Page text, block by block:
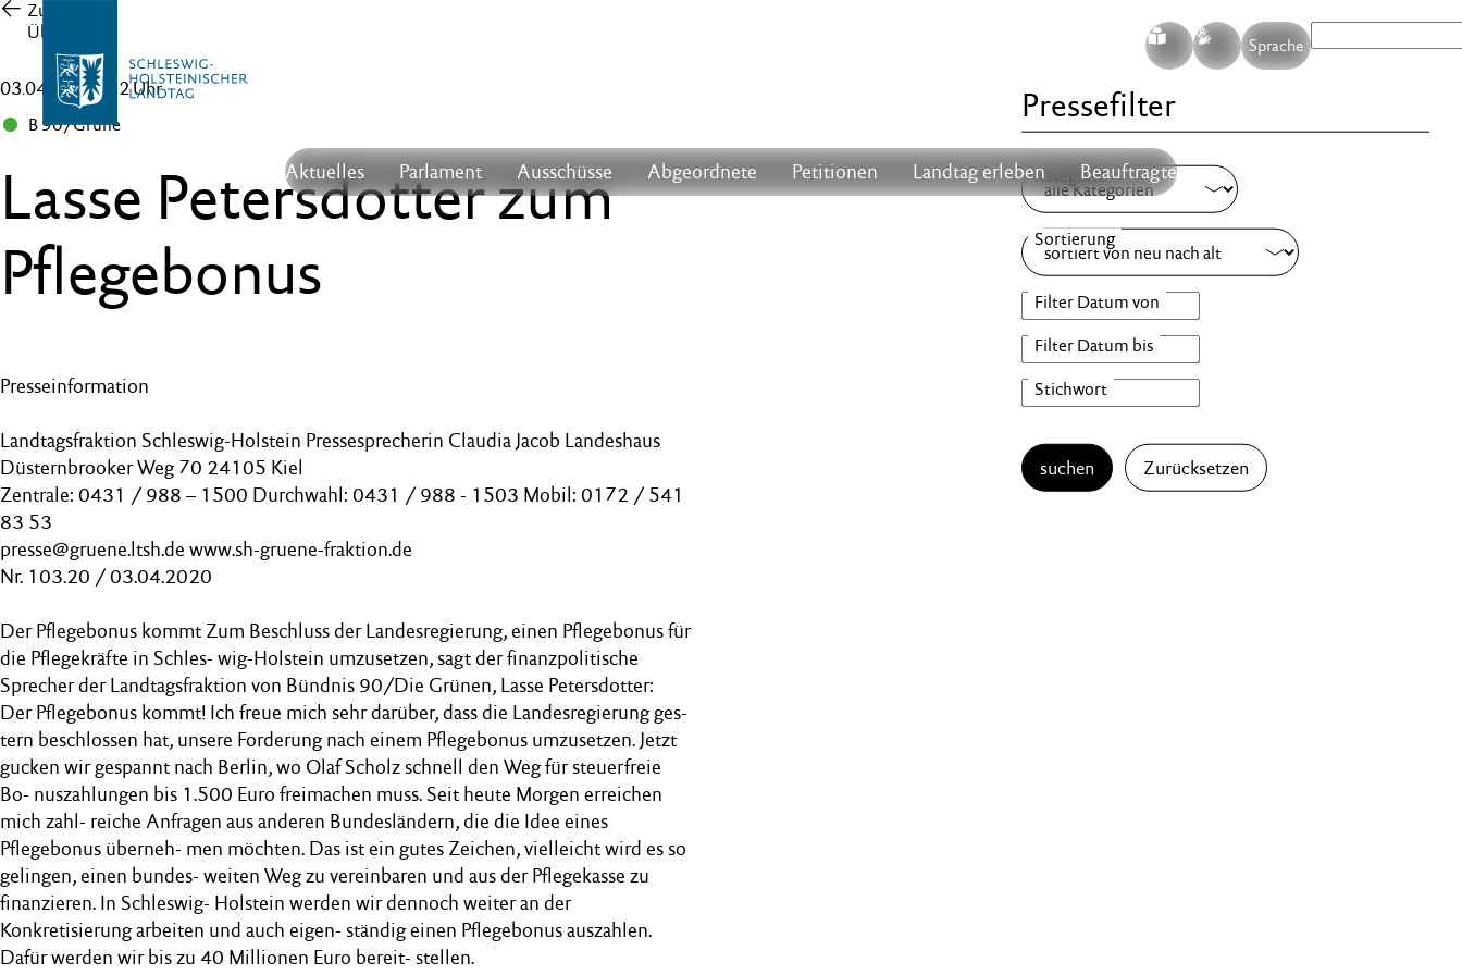
S G Sprache
Aktuelles Parlament Ausschüsse Abgeordnete Petitionen Landtag erleben Beauftragte
Zur
Übersicht
03.04.20 , 12:12 Uhr
B 90/Grüne
Lasse Petersdotter zum
Pflegebonus
Presseinformation
Landtagsfraktion Schleswig-Holstein Pressesprecherin Claudia Jacob Landeshaus
Düsternbrooker Weg 70 24105 Kiel
Zentrale: 0431 / 988 – 1500 Durchwahl: 0431 / 988 - 1503 Mobil: 0172 / 541
83 53
presse@gruene.ltsh.de www.sh-gruene-fraktion.de
Nr. 103.20 / 03.04.2020
Der Pflegebonus kommt Zum Beschluss der Landesregierung, einen Pflegebonus für
die Pflegekräfte in Schles- wig-Holstein umzusetzen, sagt der finanzpolitische
Sprecher der Landtagsfraktion von Bündnis 90/Die Grünen, Lasse Petersdotter:
Der Pflegebonus kommt! Ich freue mich sehr darüber, dass die Landesregierung ges-
tern beschlossen hat, unsere Forderung nach einem Pflegebonus umzusetzen. Jetzt
gucken wir gespannt nach Berlin, wo Olaf Scholz schnell den Weg für steuerfreie
Bo- nuszahlungen bis 1.500 Euro freimachen muss. Seit heute Morgen erreichen
mich zahl- reiche Anfragen aus anderen Bundesländern, die die Idee eines
Pflegebonus überneh- men möchten. Das ist ein gutes Zeichen, vielleicht wird es so
gelingen, einen bundes- weiten Weg zu vereinbaren und aus der Pflegekasse zu
finanzieren. In Schleswig- Holstein werden wir dennoch weiter an der
Konkretisierung arbeiten und auch eigen- ständig einen Pflegebonus auszahlen.
Dafür werden wir bis zu 40 Millionen Euro bereit- stellen.
Pressefilter
suchen Zurücksetzen